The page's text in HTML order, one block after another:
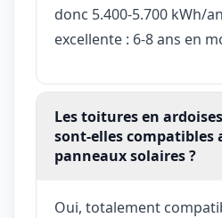
donc 5.400-5.700 kWh/
excellente : 6-8 ans en
Les toitures en
sont-elles compatibles
panneaux solaires ?
Oui, totalement